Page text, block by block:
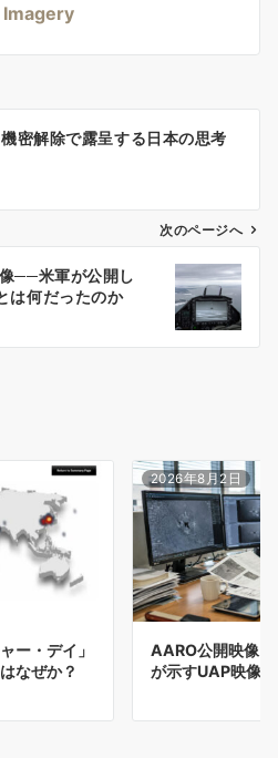
Imagery
密解除で露呈する日本の思考
次のページへ
──米軍が公開し
は何だったのか
ー・デイ」
なぜか？
2026年8月2日
AARO公開映像
が示すUAP映像